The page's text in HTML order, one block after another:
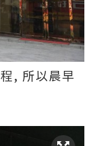
, 所以晨早